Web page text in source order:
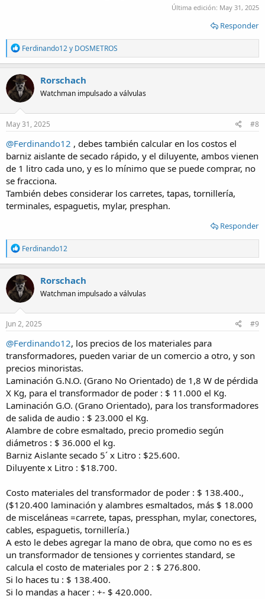
Última edición: May 31, 2025
Responder
R
e
a
c
t
i
o
n
s
Ferdinando12y DOSMETROS
Rorschach
Watchman impulsado a válvulas
May 31, 2025 #8
@Ferdinando12 , debes también calcular en los costos el
barniz aislante de secado rápido, y el diluyente, ambos vienen
de 1 litro cada uno, y es lo mínimo que se puede comprar, no
se fracciona.
También debes considerar los carretes, tapas, tornillería,
terminales, espaguetis, mylar, presphan.
Responder
R
e
a
c
t
i
o
n
Ferdinando12
Rorschach
Watchman impulsado a válvulas
Jun 2, 2025 #9
@Ferdinando12, los precios de los materiales para
transformadores, pueden variar de un comercio a otro, y son
precios minoristas.
Laminación G.N.O. (Grano No Orientado) de 1,8 W de pérdida
X Kg, para el transformador de poder : $ 11.000 el Kg.
Laminación G.O. (Grano Orientado), para los transformadores
de salida de audio : $ 23.000 el Kg.
Alambre de cobre esmaltado, precio promedio según
diámetros : $ 36.000 el kg.
Barniz Aislante secado 5´ x Litro : $25.600.
Diluyente x Litro : $18.700.
Costo materiales del transformador de poder : $ 138.400.,
($120.400 laminación y alambres esmaltados, más $ 18.000
de misceláneas =carrete, tapas, pressphan, mylar, conectores,
cables, espaguetis, tornillería.)
A esto le debes agregar la mano de obra, que como no es es
un transformador de tensiones y corrientes standard, se
calcula el costo de materiales por 2 : $ 276.800.
Si lo haces tu : $ 138.400.
Si lo mandas a hacer : +- $ 420.000.